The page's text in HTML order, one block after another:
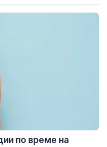
по време на